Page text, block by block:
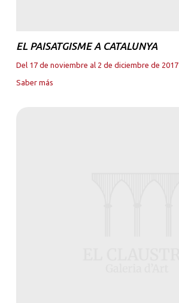
EL PAISATGISME A CATALUNYA
Del 17 de noviembre al 2 de diciembre de 2017
Saber más